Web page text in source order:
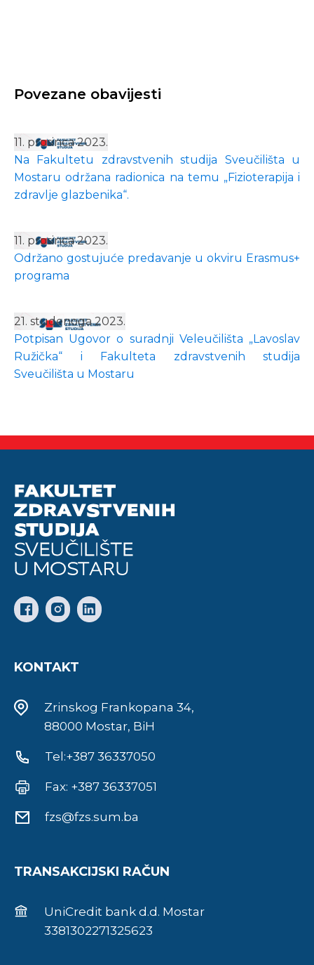
Povezane obavijesti
11. prosinca 2023.
Na Fakultetu zdravstvenih studija Sveučilišta u
Mostaru održana radionica na temu „Fizioterapija i
zdravlje glazbenika“.
11. prosinca 2023.
Održano gostujuće predavanje u okviru Erasmus+
programa
21. studenoga 2023.
Potpisan Ugovor o suradnji Veleučilišta „Lavoslav
Ružička“ i Fakulteta zdravstvenih studija
Sveučilišta u Mostaru
KONTAKT
Zrinskog Frankopana 34,
88000 Mostar, BiH
Tel:+387 36337050
Fax: +387 36337051
fzs@fzs.sum.ba
TRANSAKCIJSKI RAČUN
UniCredit bank d.d. Mostar
3381302271325623